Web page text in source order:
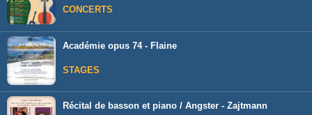
CONCERTS
Académie opus 74 - Flaine
STAGES
Récital de basson et piano / Angster - Zajtmann